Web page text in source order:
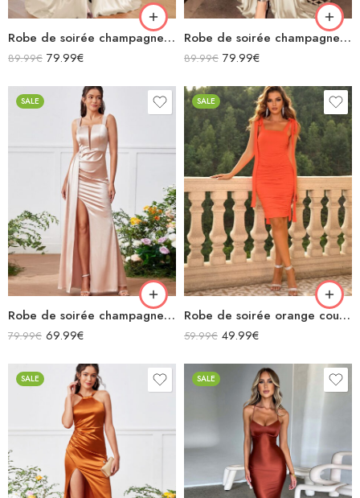
Robe de soirée champagne en satin décolleté carré longue fendue sirène
89.99€ 79.99€
Robe de soirée champagne en satin fluide col bénitier bretelles longue fendue
89.99€ 79.99€
SALE
Robe de soirée champagne en satin longue fendue à bretelles
79.99€ 69.99€
SALE
Robe de soirée orange courte sans manches moulante col carré bretelles grand nœud
59.99€ 49.99€
SALE SALE